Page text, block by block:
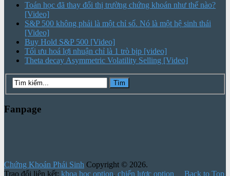
Toán học đã thay đổi thị trường chứng khoán như thế nào?
[Video]
S&P 500 không phải là một chỉ số. Nó là một hệ sinh thái
[Video]
Buy Hold S&P 500 [Video]
Tối ưu hoá lợi nhuận chỉ là 1 trò bịp [video]
Theta decay Asymmetric Volatility Selling [Video]
Fanpage
Chứng Khoán Phái Sinh Copyright © 2026.
Trao đổi liên kết: khoa hoc option, chiến lược option Back to Top